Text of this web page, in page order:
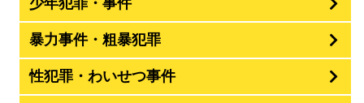
暴力事件・粗暴犯罪
性犯罪・わいせつ事件